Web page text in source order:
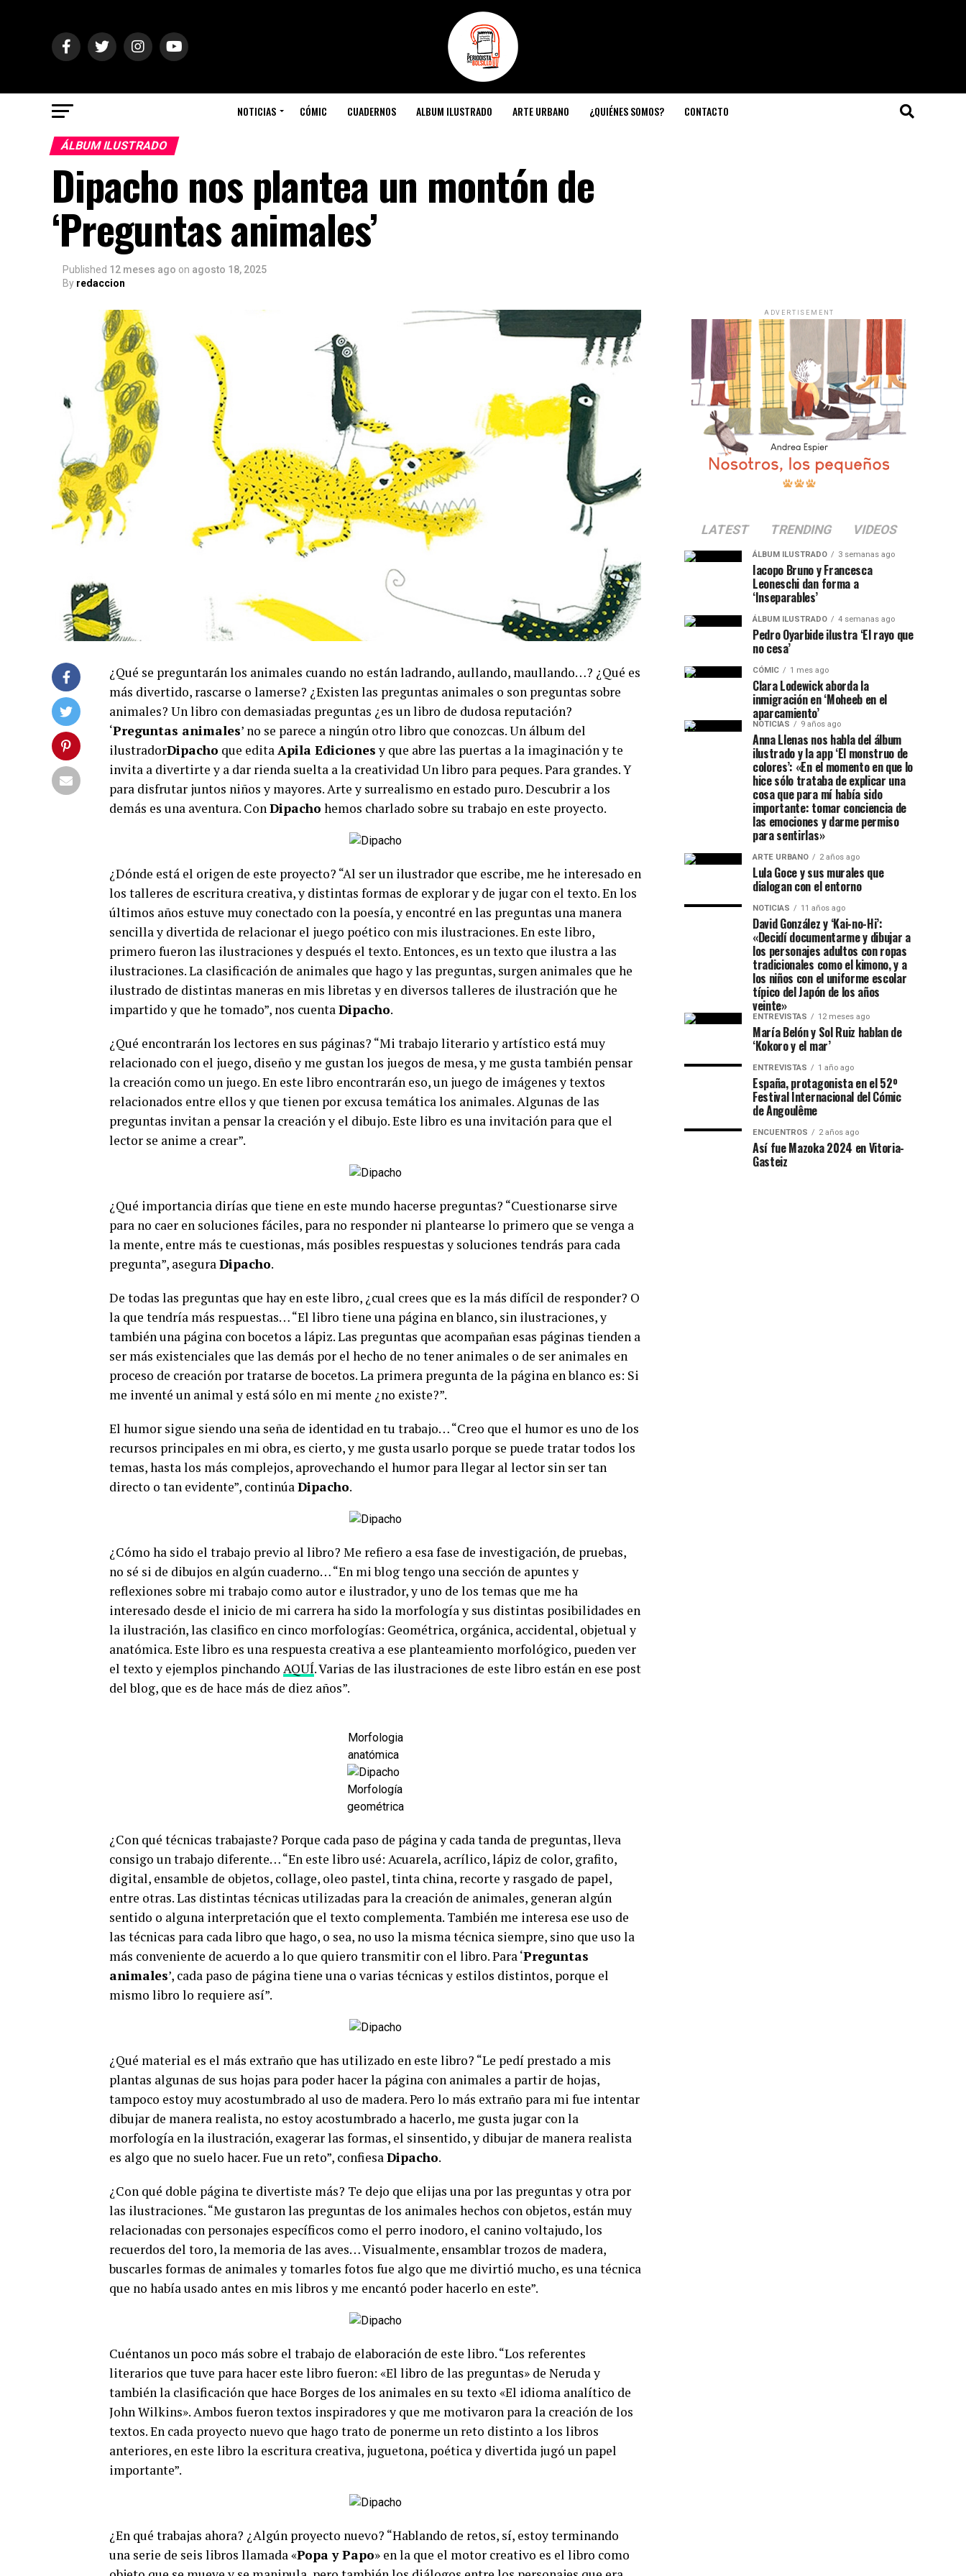
NOTICIAS CÓMIC CUADERNOS ALBUM ILUSTRADO ARTE URBANO ¿QUIÉNES SOMOS? CONTACTO
ÁLBUM ILUSTRADO
Dipacho nos plantea un montón de
‘Preguntas animales’
Published 12 meses ago on agosto 18, 2025
By redaccion
¿Qué se preguntarán los animales cuando no están ladrando, aullando, maullando…? ¿Qué es
más divertido, rascarse o lamerse? ¿Existen las preguntas animales o son preguntas sobre
animales? Un libro con demasiadas preguntas ¿es un libro de dudosa reputación?
‘Preguntas animales’ no se parece a ningún otro libro que conozcas. Un álbum del
ilustradorDipacho que editaApila Edicionesy que abre las puertas a la imaginación y te
invita a divertirte y a dar rienda suelta a la creatividad Un libro para peques. Para grandes. Y
para disfrutar juntos niños y mayores. Arte y surrealismo en estado puro. Descubrir a los
demás es una aventura. ConDipacho hemos charlado sobre su trabajo en este proyecto.
¿Dónde está el origen de este proyecto? “Al ser un ilustrador que escribe, me he interesado en
los talleres de escritura creativa, y distintas formas de explorar y de jugar con el texto. En los
últimos años estuve muy conectado con la poesía, y encontré en las preguntas una manera
sencilla y divertida de relacionar el juego poético con mis ilustraciones. En este libro,
primero fueron las ilustraciones y después el texto. Entonces, es un texto que ilustra a las
ilustraciones. La clasificación de animales que hago y las preguntas, surgen animales que he
ilustrado de distintas maneras en mis libretas y en diversos talleres de ilustración que he
impartido y que he tomado”, nos cuentaDipacho.
¿Qué encontrarán los lectores en sus páginas? “Mi trabajo literario y artístico está muy
relacionado con el juego, diseño y me gustan los juegos de mesa, y me gusta también pensar
la creación como un juego. En este libro encontrarán eso, un juego de imágenes y textos
relacionados entre ellos y que tienen por excusa temática los animales. Algunas de las
preguntas invitan a pensar la creación y el dibujo. Este libro es una invitación para que el
lector se anime a crear”.
¿Qué importancia dirías que tiene en este mundo hacerse preguntas? “Cuestionarse sirve
para no caer en soluciones fáciles, para no responder ni plantearse lo primero que se venga a
la mente, entre más te cuestionas, más posibles respuestas y soluciones tendrás para cada
pregunta”, aseguraDipacho.
De todas las preguntas que hay en este libro, ¿cual crees que es la más difícil de responder? O
la que tendría más respuestas… “El libro tiene una página en blanco, sin ilustraciones, y
también una página con bocetos a lápiz. Las preguntas que acompañan esas páginas tienden a
ser más existenciales que las demás por el hecho de no tener animales o de ser animales en
proceso de creación por tratarse de bocetos. La primera pregunta de la página en blanco es: Si
me inventé un animal y está sólo en mi mente ¿no existe?”.
El humor sigue siendo una seña de identidad en tu trabajo… “Creo que el humor es uno de los
recursos principales en mi obra, es cierto, y me gusta usarlo porque se puede tratar todos los
temas, hasta los más complejos, aprovechando el humor para llegar al lector sin ser tan
directo o tan evidente”, continúaDipacho.
¿Cómo ha sido el trabajo previo al libro? Me refiero a esa fase de investigación, de pruebas,
no sé si de dibujos en algún cuaderno… “En mi blog tengo una sección de apuntes y
reflexiones sobre mi trabajo como autor e ilustrador, y uno de los temas que me ha
interesado desde el inicio de mi carrera ha sido la morfología y sus distintas posibilidades en
la ilustración, las clasifico en cinco morfologías: Geométrica, orgánica, accidental, objetual y
anatómica. Este libro es una respuesta creativa a ese planteamiento morfológico, pueden ver
el texto y ejemplos pinchando AQUÍ. Varias de las ilustraciones de este libro están en ese post
del blog, que es de hace más de diez años”.
Morfologia
anatómica
Morfología
geométrica
¿Con qué técnicas trabajaste? Porque cada paso de página y cada tanda de preguntas, lleva
consigo un trabajo diferente… “En este libro usé: Acuarela, acrílico, lápiz de color, grafito,
digital, ensamble de objetos, collage, oleo pastel, tinta china, recorte y rasgado de papel,
entre otras. Las distintas técnicas utilizadas para la creación de animales, generan algún
sentido o alguna interpretación que el texto complementa. También me interesa ese uso de
las técnicas para cada libro que hago, o sea, no uso la misma técnica siempre, sino que uso la
más conveniente de acuerdo a lo que quiero transmitir con el libro. Para ‘Preguntas
animales’, cada paso de página tiene una o varias técnicas y estilos distintos, porque el
mismo libro lo requiere así”.
¿Qué material es el más extraño que has utilizado en este libro? “Le pedí prestado a mis
plantas algunas de sus hojas para poder hacer la página con animales a partir de hojas,
tampoco estoy muy acostumbrado al uso de madera. Pero lo más extraño para mi fue intentar
dibujar de manera realista, no estoy acostumbrado a hacerlo, me gusta jugar con la
morfología en la ilustración, exagerar las formas, el sinsentido, y dibujar de manera realista
es algo que no suelo hacer. Fue un reto”, confiesaDipacho.
¿Con qué doble página te divertiste más? Te dejo que elijas una por las preguntas y otra por
las ilustraciones. “Me gustaron las preguntas de los animales hechos con objetos, están muy
relacionadas con personajes específicos como el perro inodoro, el canino voltajudo, los
recuerdos del toro, la memoria de las aves… Visualmente, ensamblar trozos de madera,
buscarles formas de animales y tomarles fotos fue algo que me divirtió mucho, es una técnica
que no había usado antes en mis libros y me encantó poder hacerlo en este”.
Cuéntanos un poco más sobre el trabajo de elaboración de este libro. “Los referentes
literarios que tuve para hacer este libro fueron: «El libro de las preguntas» de Neruda y
también la clasificación que hace Borges de los animales en su texto «El idioma analítico de
John Wilkins». Ambos fueron textos inspiradores y que me motivaron para la creación de los
textos. En cada proyecto nuevo que hago trato de ponerme un reto distinto a los libros
anteriores, en este libro la escritura creativa, juguetona, poética y divertida jugó un papel
importante”.
¿En qué trabajas ahora? ¿Algún proyecto nuevo? “Hablando de retos, sí, estoy terminando
una serie de seis libros llamada «Popa y Papo» en la que el motor creativo es el libro como
ADVERTISEMENT
LATEST TRENDING VIDEOS
ÁLBUM ILUSTRADO 3 semanas ago
Iacopo Bruno y Francesca
Leoneschi dan forma a
‘Inseparables’
ÁLBUM ILUSTRADO 4 semanas ago
Pedro Oyarbide ilustra ‘El rayo que
no cesa’
CÓMIC 1 mes ago
Clara Lodewick aborda la
inmigración en ‘Moheeb en el
aparcamiento’
NOTICIAS 9 años ago
Anna Llenas nos habla del álbum
ilustrado y la app ‘El monstruo de
colores’: «En el momento en que lo
hice sólo trataba de explicar una
cosa que para mí había sido
importante: tomar conciencia de
las emociones y darme permiso
para sentirlas»
ARTE URBANO 2 años ago
Lula Goce y sus murales que
dialogan con el entorno
NOTICIAS 11 años ago
David González y ‘Kai-no-Hi’:
«Decidí documentarme y dibujar a
los personajes adultos con ropas
tradicionales como el kimono, y a
los niños con el uniforme escolar
típico del Japón de los años
veinte»
ENTREVISTAS 12 meses ago
María Belón y Sol Ruiz hablan de
‘Kokoro y el mar’
ENTREVISTAS 1 año ago
España, protagonista en el 52º
Festival Internacional del Cómic
de Angoulême
ENCUENTROS 2 años ago
Así fue Mazoka 2024 en Vitoria-
Gasteiz